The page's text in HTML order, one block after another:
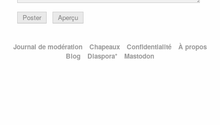
Poster Aperçu
Journal de modération Chapeaux Confidentialité
À propos
Blog
Diaspora* Mastodon